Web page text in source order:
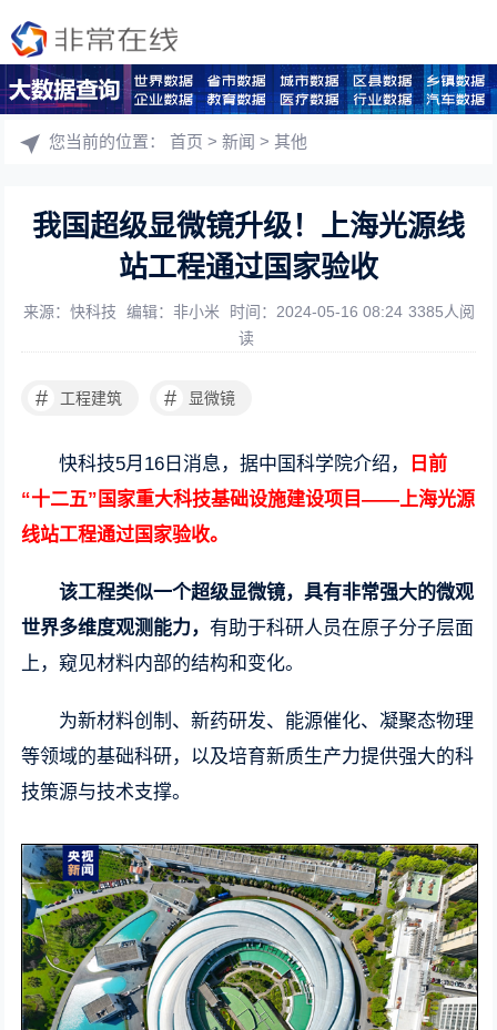
您当前的位置：首页 >新闻 >其他
我国超级显微镜升级！上海光源线
站工程通过国家验收
来源：快科技 编辑：非小米 时间：2024-05-16 08:24 3385人阅
读
# 工程建筑 # 显微镜
快科技5月16日消息，据中国科学院介绍，
日前
“十二五”国家重大科技基础设施建设项目——上海光源
线站工程通过国家验收。
该工程类似一个超级显微镜，具有非常强大的微观
世界多维度观测能力， 有助于科研人员在原子分子层面
上，窥见材料内部的结构和变化。
为新材料创制、新药研发、能源催化、凝聚态物理
等领域的基础科研，以及培育新质生产力提供强大的科
技策源与技术支撑。